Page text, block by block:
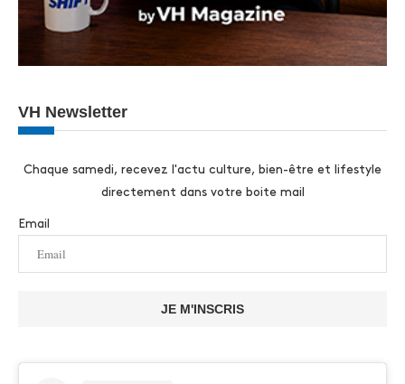
VH Newsletter
Chaque samedi, recevez l'actu culture, bien-être et lifestyle
directement dans votre boite mail
Email
JE M'INSCRIS